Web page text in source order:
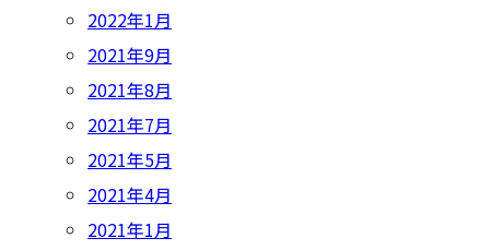
2022年1月
2021年9月
2021年8月
2021年7月
2021年5月
2021年4月
2021年1月